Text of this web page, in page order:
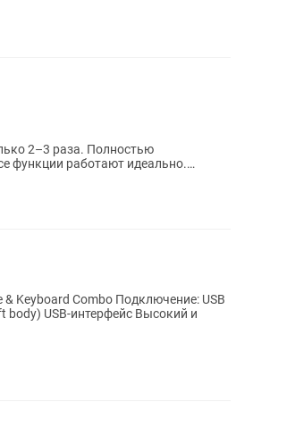
функции работают идеально.
Keyboard Combo Подключение: USB
body) USB-интерфейс Высокий и